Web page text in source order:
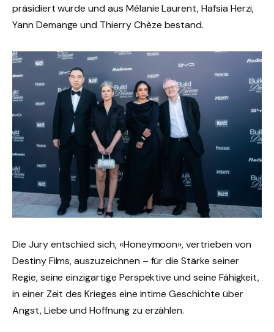
präsidiert wurde und aus Mélanie Laurent, Hafsia Herzi,
Yann Demange und Thierry Chèze bestand.
Die Jury entschied sich, «Honeymoon», vertrieben von
Destiny Films, auszuzeichnen – für die Stärke seiner
Regie, seine einzigartige Perspektive und seine Fähigkeit,
in einer Zeit des Krieges eine intime Geschichte über
Angst, Liebe und Hoffnung zu erzählen.